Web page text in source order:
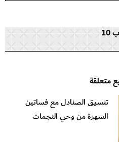
10
متعلقة
تنسيق الصنادل مع فساتين
السهرة من وحي النجمات